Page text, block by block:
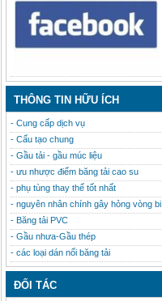
THÔNG TIN HỮU ÍCH
- Cung cấp dịch vụ
- Cấu tạo chung
- Gầu tải - gầu múc liệu
- ưu nhược điểm băng tải cao su
- phụ tùng thay thế tốt nhất
- nguyên nhân chính gây hỏng vòng bi
- Băng tải PVC
- Gầu nhưa-Gầu thép
- các loại dán nối băng tải
ĐỐI TÁC